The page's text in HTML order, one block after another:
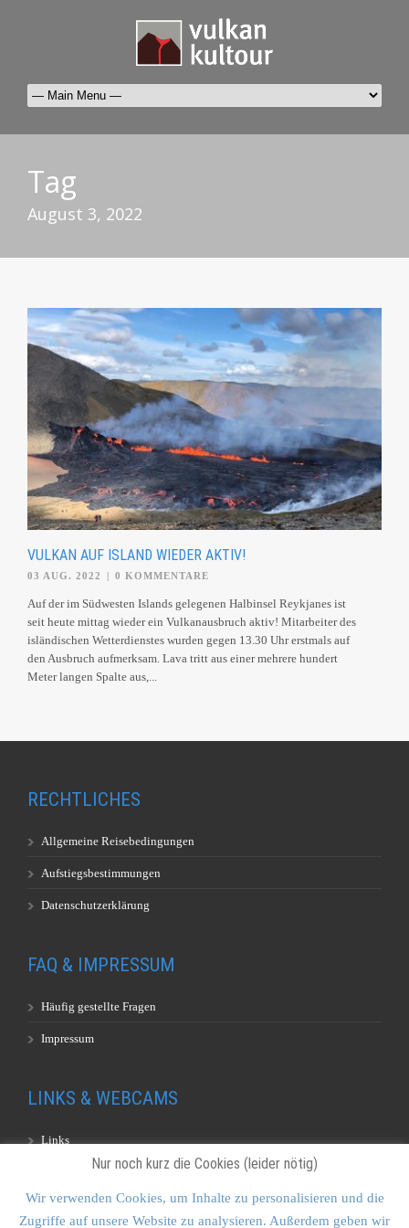
Tag
August 3, 2022
VULKAN AUF ISLAND WIEDER AKTIV!
03 AUG. 2022 | 0 KOMMENTARE
Auf der im Südwesten Islands gelegenen Halbinsel Reykjanes ist
seit heute mittag wieder ein Vulkanausbruch aktiv! Mitarbeiter des
isländischen Wetterdienstes wurden gegen 13.30 Uhr erstmals auf
den Ausbruch aufmerksam. Lava tritt aus einer mehrere hundert
Meter langen Spalte aus,...
RECHTLICHES
Allgemeine Reisebedingungen
Aufstiegsbestimmungen
Datenschutzerklärung
FAQ & IMPRESSUM
Häufig gestellte Fragen
Impressum
LINKS & WEBCAMS
Links
Nur noch kurz die Cookies (leider nötig)
Wir verwenden Cookies, um Inhalte zu personalisieren und die
Zugriffe auf unsere Website zu analysieren. Außerdem geben wir